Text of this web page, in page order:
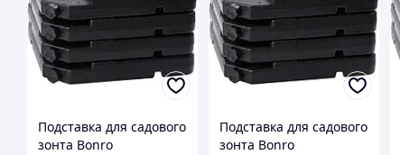
Подставка для садового
зонта Bonro
Подставка для садового
зонта Bonro